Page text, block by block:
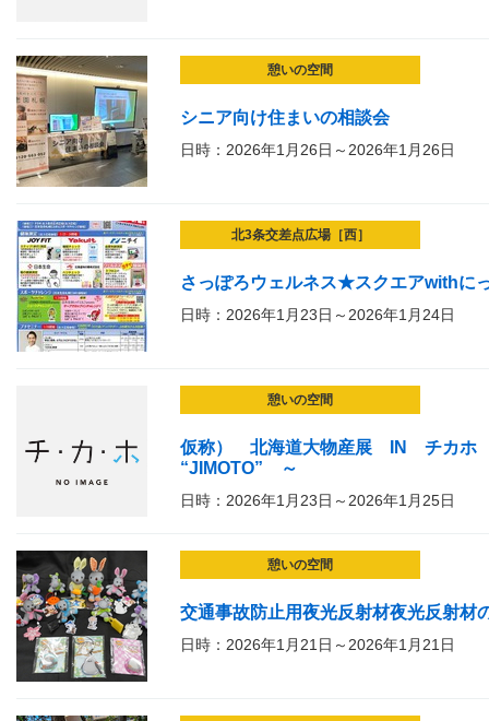
憩いの空間
シニア向け住まいの相談会
日時：2026年1月26日～2026年1月26日
北3条交差点広場［西］
さっぽろウェルネス★スクエアwithに
日時：2026年1月23日～2026年1月24日
憩いの空間
仮称） 北海道大物産展 IN チカホ
“JIMOTO” ～
日時：2026年1月23日～2026年1月25日
憩いの空間
交通事故防止用夜光反射材夜光反射材
日時：2026年1月21日～2026年1月21日